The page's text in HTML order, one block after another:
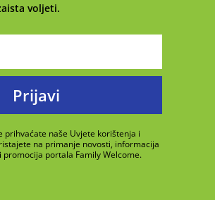
voljeti.
Prijavi
prihvaćate naše Uvjete korištenja i
na primanje novosti, informacija
portala Family Welcome.